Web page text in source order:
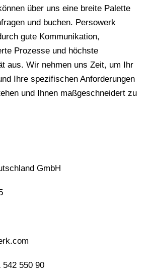
über uns eine breite Palette
und buchen. Persowerk
gute Kommunikation,
Prozesse und höchste
aus. Wir nehmen uns Zeit, um Ihr
Ihre spezifischen Anforderungen
und Ihnen maßgeschneidert zu
GmbH
542 550 90